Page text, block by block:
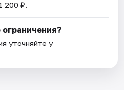
200 ₽.
уточняйте у